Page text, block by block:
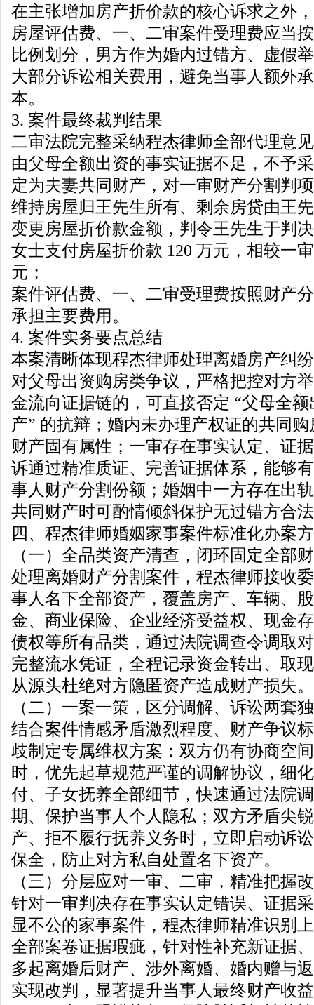
在主张增加房产折价款的核心诉求之外
房屋评估费、一、二审案件受理费应当
比例划分，男方作为婚内过错方、虚假
大部分诉讼相关费用，避免当事人额外
本。
3. 案件最终裁判结果
二审法院完整采纳程杰律师全部代理意
由父母全额出资的事实证据不足，不予
定为夫妻共同财产，对一审财产分割判
维持房屋归王先生所有、剩余房贷由王
变更房屋折价款金额，判令王先生于判
女士支付房屋折价款 120 万元，相较一
元；
案件评估费、一、二审受理费按照财产
承担主要费用。
4. 案件实务要点总结
本案清晰体现程杰律师处理离婚房产纠
对父母出资购房类争议，严格把控对方
金流向证据链的，可直接否定 “父母全
产” 的抗辩；婚内未办理产权证的共同
财产固有属性；一审存在事实认定、证
诉通过精准质证、完善证据体系，能够
事人财产分割份额；婚姻中一方存在出
共同财产时可酌情倾斜保护无过错方合
四、程杰律师婚姻家事案件标准化办案
（一）全品类资产清查，闭环固定全部
处理离婚财产分割案件，程杰律师接收
事人名下全部资产，覆盖房产、车辆、
金、商业保险、企业经济受益权、现金
债权等所有品类，通过法院调查令调取
完整流水凭证，全程记录资金转出、取
从源头杜绝对方隐匿资产造成财产损失。
（二）一案一策，区分调解、诉讼两套
结合案件情感矛盾激烈程度、财产争议
歧制定专属维权方案：双方仍有协商空
时，优先起草规范严谨的调解协议，细
付、子女抚养全部细节，快速通过法院
期、保护当事人个人隐私；双方矛盾尖
产、拒不履行抚养义务时，立即启动诉
保全，防止对方私自处置名下资产。
（三）分层应对一审、二审，精准把握
针对一审判决存在事实认定错误、证据
显不公的家事案件，程杰律师精准识别
全部案卷证据瑕疵，针对性补充新证据
多起离婚后财产、涉外离婚、婚内赠与
实现改判，显著提升当事人最终财产收